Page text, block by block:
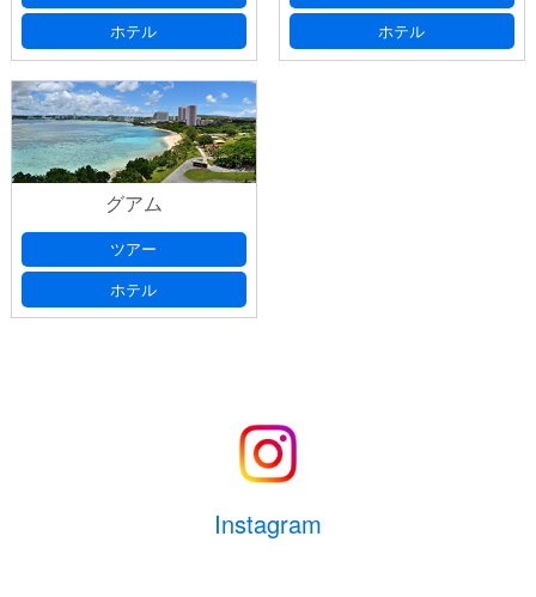
ホテル
ホテル
グアム
ツアー
ホテル
Instagram